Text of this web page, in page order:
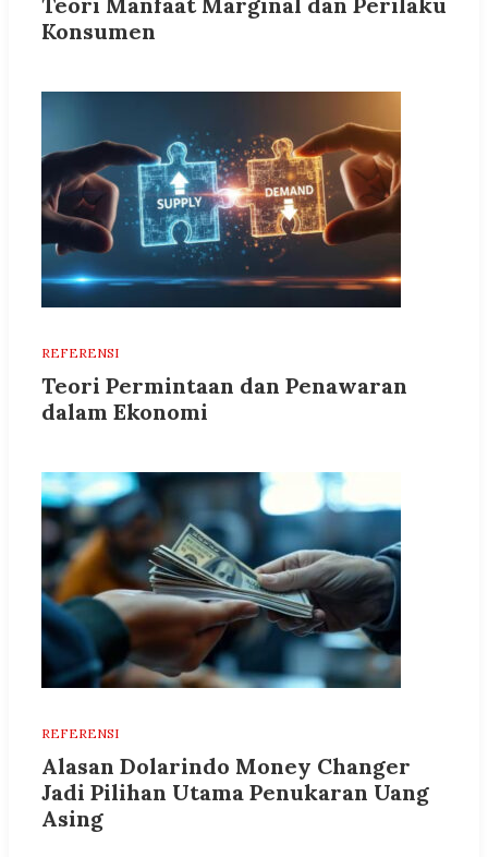
Konsumen
REFERENSI
Teori Permintaan dan Penawaran
dalam Ekonomi
REFERENSI
Alasan Dolarindo Money Changer
Jadi Pilihan Utama Penukaran Uang
Asing